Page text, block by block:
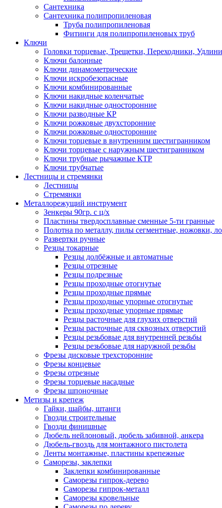
Сантехника
Сантехника полипропиленовая
Труба полипропиленовая
Фитинги для полипропиленовых труб
Ключи
Головки торцевые, Трещетки, Переходники,
Ключи балонные
Ключи динамометрические
Ключи искробезопасные
Ключи комбинированные
Ключи накидные коленчатые
Ключи накидные односторонние
Ключи разводные КР
Ключи рожковые двухсторонние
Ключи рожковые односторонние
Ключи торцевые в внутренним шестигранником
Ключи торцевые с наружным шестигранником
Ключи трубные рычажные КТР
Ключи трубчатые
Лестницы и стремянки
Лестницы
Стремянки
Металлорежущий инструмент
Зенкеры 90гр. с ц/х
Пластины твердосплавные сменные 5-ти гранные
Полотна по металлу, пилы сегментные, ножовки,
Развертки ручные
Резцы токарные
Резцы долбёжные и автоматные
Резцы отрезные
Резцы подрезные
Резцы проходные отогнутые
Резцы проходные прямые
Резцы проходные упорные отогнутые
Резцы проходные упорные прямые
Резцы расточные для глухих отверстий
Резцы расточные для сквозных отверстий
Резцы резьбовые для внутренней резьбы
Резцы резьбовые для наружной резьбы
Фрезы дисковые трехсторонние
Фрезы концевые
Фрезы отрезные
Фрезы торцевые насадные
Фрезы шпоночные
Метизы и крепеж
Гайки, шайбы, штанги
Гвозди строительные
Гвозди финишные
Дюбель нейлоновый, дюбель забивной, анкера
Дюбель-гвоздь для монтажного пистолета
Ленты монтажные, пластины крепежные
Саморезы, заклепки
Заклепки комбинированные
Саморезы гипрок-дерево
Саморезы гипрок-металл
Саморезы кровельные